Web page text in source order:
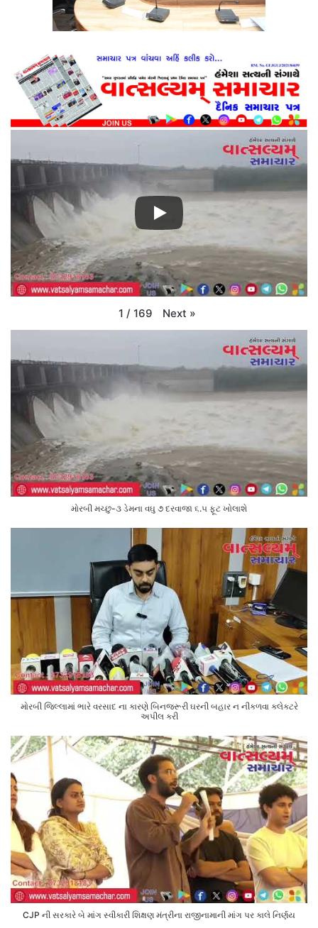
1 / 169 Next »
મોરબી મચ્છુ-૩ ડેમના વઘુ ૭ દરવાજા ૬.૫ ફૂટ ખોલાશે
મોરબી જિલ્લામાં ભારે વરસાદ ના કારણે બિનજરૂરી ઘરની બહાર ન નીકળવા કલેક્ટરે
અપીલ કરી
CJP ની સરકારે બે માંગ સ્વીકારી શિક્ષણ મંત્રીના રાજીનામાની માંગ પર કાલે નિર્ણય